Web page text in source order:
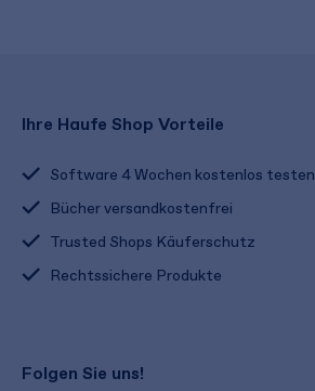
Ihre Haufe Shop Vorteile
Software 4 Wochen kostenlos testen
Bücher versandkostenfrei
Trusted Shops Käuferschutz
Rechtssichere Produkte
Folgen Sie uns!